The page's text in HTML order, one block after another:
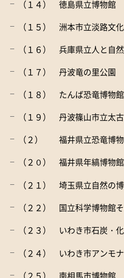
（１４） 徳島県立博物館
（１５） 洲本市立淡路文
（１６） 兵庫県立人と自
（１７） 丹波竜の里公園
（１８） たんば恐竜博物館
（１９） 丹波篠山市立太
（２） 福井県立恐竜博
（２０） 福井県年縞博物館
（２１） 埼玉県立自然の
（２２） 国立科学博物館
（２３） いわき市石炭・
（２４） いわき市アンモ
（２５） 南相馬市博物館